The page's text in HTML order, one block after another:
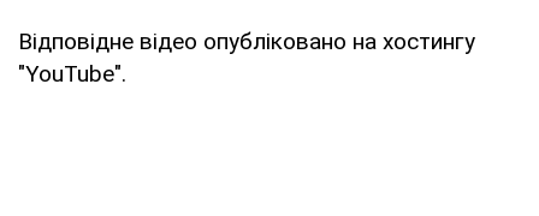
Відповідне відео опубліковано на хостингу
"YouTube".